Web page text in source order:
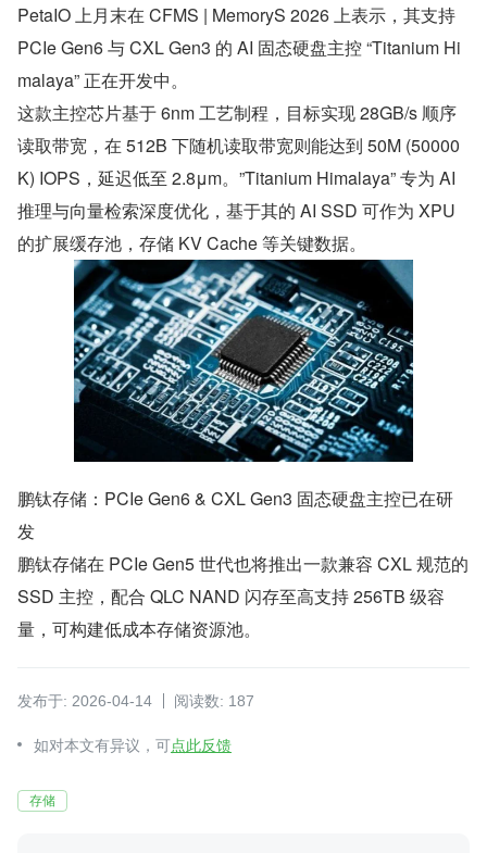
PetaIO 上月末在 CFMS | MemoryS 2026 上表示，其支持
PCIe Gen6 与 CXL Gen3 的 AI 固态硬盘主控 “Titanium Hi
malaya” 正在开发中。
这款主控芯片基于 6nm 工艺制程，目标实现 28GB/s 顺序
读取带宽，在 512B 下随机读取带宽则能达到 50M (50000
K) IOPS，延迟低至 2.8μm。”Titanium Himalaya” 专为 AI
推理与向量检索深度优化，基于其的 AI SSD 可作为 XPU
的扩展缓存池，存储 KV Cache 等关键数据。
鹏钛存储：PCIe Gen6 & CXL Gen3 固态硬盘主控已在研
发
鹏钛存储在 PCIe Gen5 世代也将推出一款兼容 CXL 规范的
SSD 主控，配合 QLC NAND 闪存至高支持 256TB 级容
量，可构建低成本存储资源池。
发布于: 2026-04-14 阅读数: 187
如对本文有异议，可点此反馈
存储